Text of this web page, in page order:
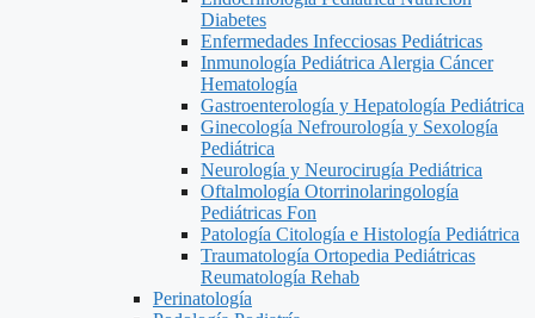
Diabetes
Enfermedades Infecciosas Pediátricas
Inmunología Pediátrica Alergia Cáncer
Hematología
Gastroenterología y Hepatología Pediátrica
Ginecología Nefrourología y Sexología
Pediátrica
Neurología y Neurocirugía Pediátrica
Oftalmología Otorrinolaringología
Pediátricas Fon
Patología Citología e Histología Pediátrica
Traumatología Ortopedia Pediátricas
Reumatología Rehab
Perinatología